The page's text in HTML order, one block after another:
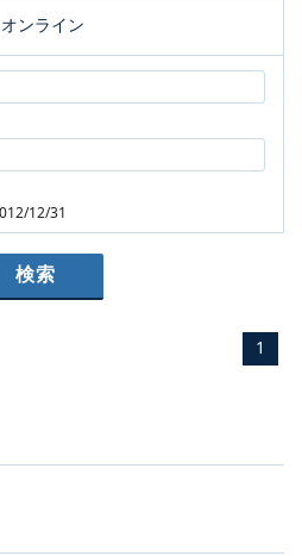
オンライン
12/31
1